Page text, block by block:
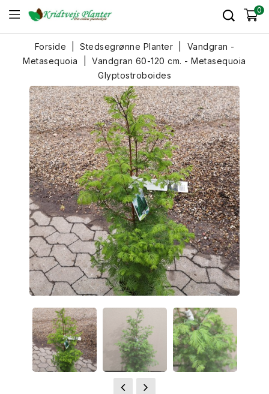
0
Forside Stedsegrønne Planter
Vandgran -
Metasequoia
Vandgran 60-120 cm. - Metasequoia
Glyptostroboides